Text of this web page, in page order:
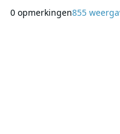
uur te horen in het
0 opmerkingen855